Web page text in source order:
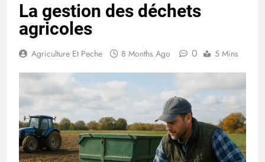
La gestion des déchets
agricoles
Agriculture Et Peche 8 Months Ago 0 5 Mins